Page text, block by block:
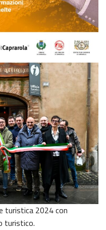
turistica 2024 con
turistico.